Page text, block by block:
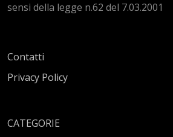
sensi della legge n.62 del 7.03.2001
Contatti
Privacy Policy
CATEGORIE